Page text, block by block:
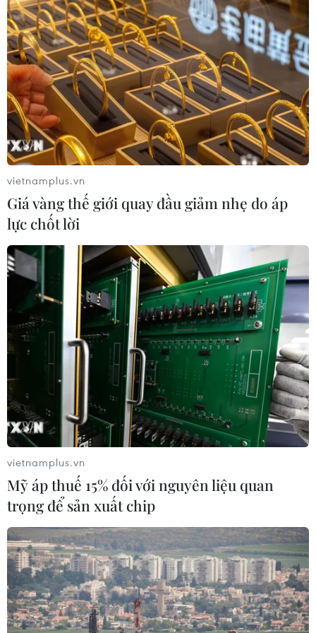
vietnamplus.vn
Giá vàng thế giới quay đầu giảm nhẹ do áp
lực chốt lời
vietnamplus.vn
Mỹ áp thuế 15% đối với nguyên liệu quan
trọng để sản xuất chip